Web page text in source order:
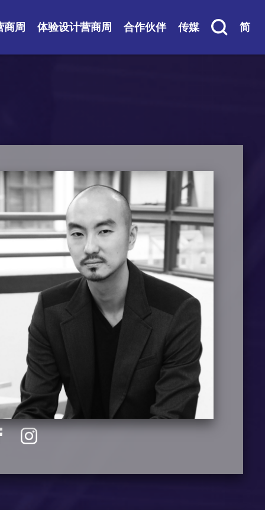
商周 体验设计营商周 合作伙伴 传媒 简